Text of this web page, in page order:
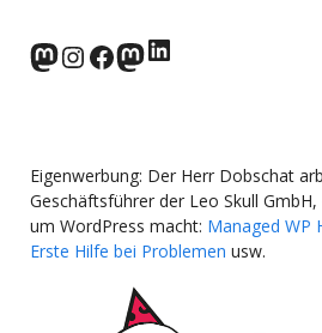
norden.social
Instagram
Facebook
wp-punks.social
LinkedIn
Eigenwerbung: Der Herr Dobschat
Geschäftsführer der Leo Skull
um WordPress macht: Managed WP
Erste Hilfe bei Problemen usw.